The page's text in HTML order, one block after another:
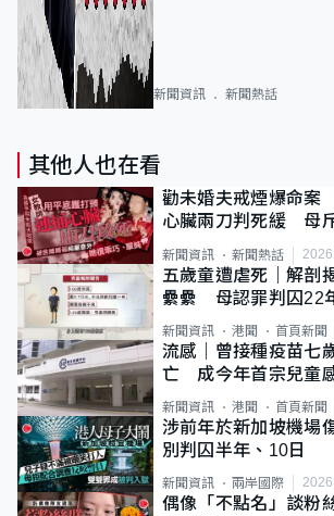
新聞資訊 新聞熱話
其他人也在看
勸未婚夫戒煙爆命
心臟兩刀判死緩 母
新聞資訊 新聞熱話
五歲童遭虐死｜解剖
纍纍 母認罪判囚22
類案最惡劣
新聞資訊 港聞 首頁新聞
流感｜曾接種疫苗七
亡 成今年首宗兒童
新聞資訊 港聞 首頁新聞
涉前年於新加坡機
別判囚半年、10日
新聞資訊 兩岸國際
偶像「不點名」談